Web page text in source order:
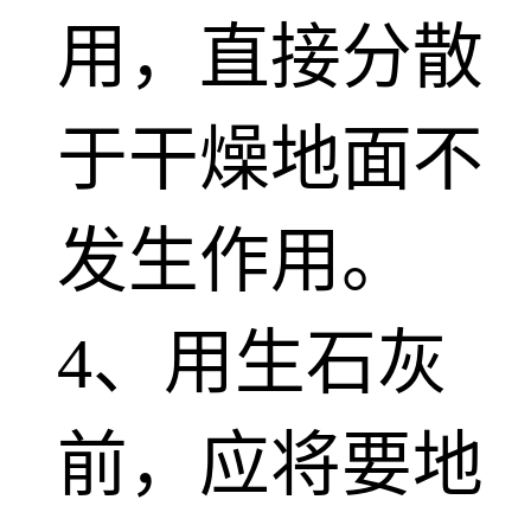
用，直接分散
于干燥地面不
发生作用。
4、用生石灰
前，应将要地